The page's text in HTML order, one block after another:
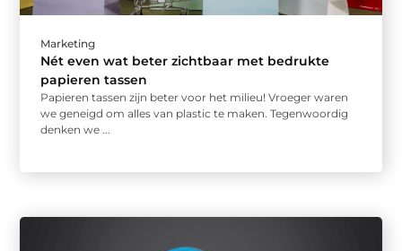
Marketing
Nét even wat beter zichtbaar met bedrukte
papieren tassen
Papieren tassen zijn beter voor het milieu! Vroeger waren
we geneigd om alles van plastic te maken. Tegenwoordig
denken we ...